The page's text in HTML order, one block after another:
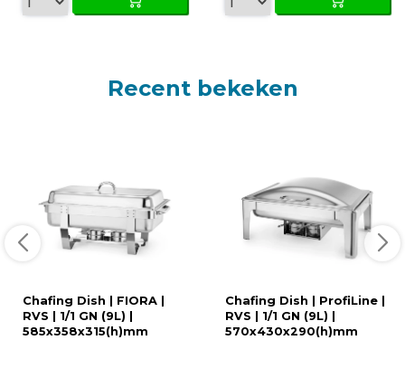
Recent bekeken
Chafing Dish | FIORA |
RVS | 1/1 GN (9L) |
585x358x315(h)mm
Chafing Dish | ProfiLine |
RVS | 1/1 GN (9L) |
570x430x290(h)mm